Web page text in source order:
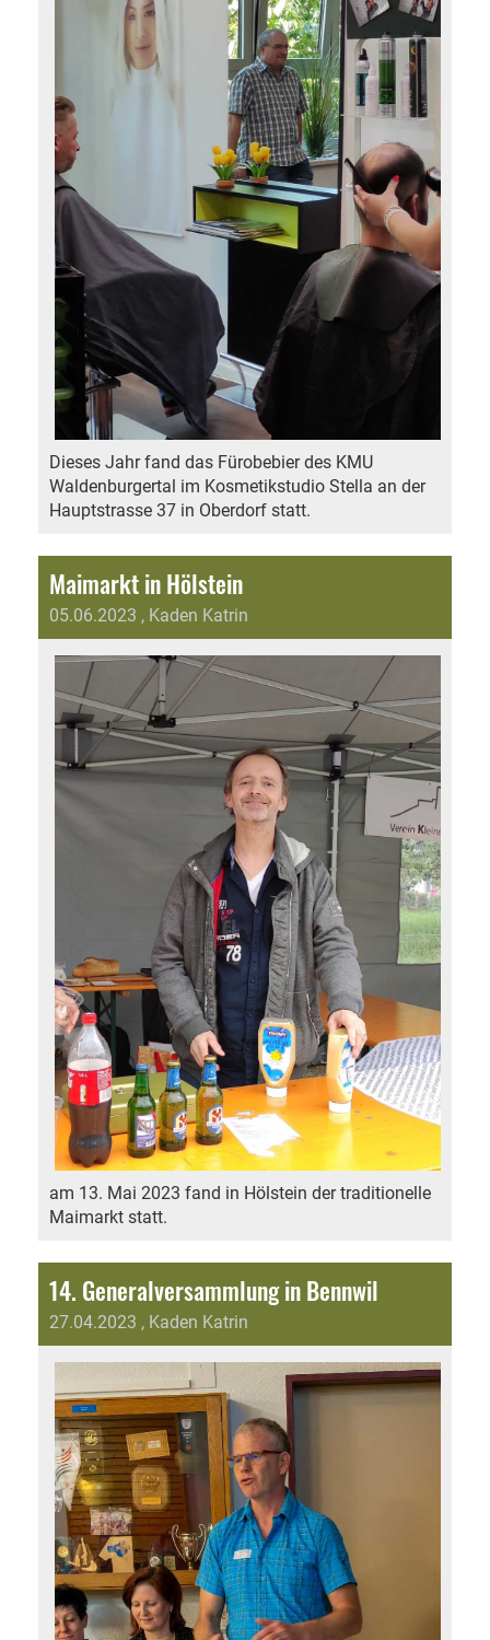
Dieses Jahr fand das Fürobebier des KMU
Waldenburgertal im Kosmetikstudio Stella an der
Hauptstrasse 37 in Oberdorf statt.
Maimarkt in Hölstein
05.06.2023 , Kaden Katrin
am 13. Mai 2023 fand in Hölstein der traditionelle
Maimarkt statt.
14. Generalversammlung in Bennwil
27.04.2023 , Kaden Katrin